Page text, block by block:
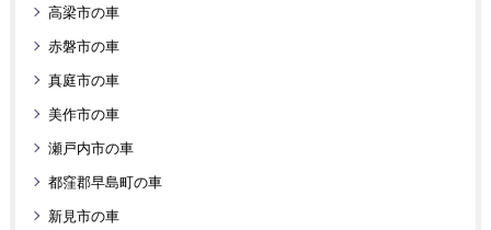
高梁市の車
赤磐市の車
真庭市の車
美作市の車
瀬戸内市の車
都窪郡早島町の車
新見市の車